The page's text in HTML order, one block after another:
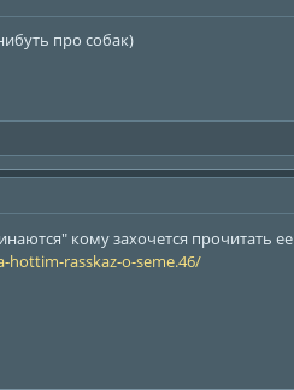
про собак)
кому захочется прочитать ее
rasskaz-o-seme.46/